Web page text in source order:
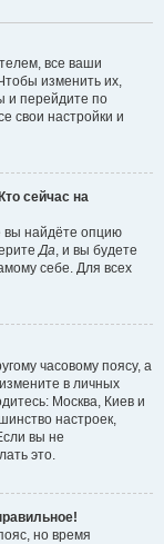
все ваши
изменить их,
и перейдите по
свои настройки и
сейчас на
вы найдёте опцию
Да, и вы будете
себе. Для всех
часовому поясу, а
в личных
Москва, Киев и
настроек,
вы не
это.
но время